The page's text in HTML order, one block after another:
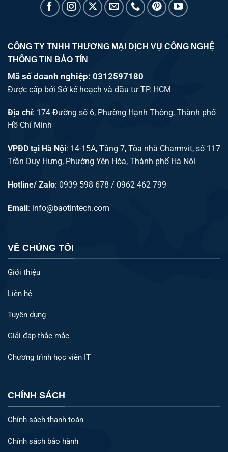
CÔNG TY TNHH THƯƠNG MẠI DỊCH VỤ CÔNG NGHỆ
THÔNG TIN BẢO TÍN
Mã số doanh nghiệp: 0312597180
Được cấp bởi Sở kế hoạch và đầu tư TP. HCM
Địa chỉ: 174 Đường số 6, Phường Hạnh Thông, Thành phố
Hồ Chí Minh
VPĐD tại Hà Nội: 14-15A, Tầng 7, Tòa nhà Charmvit, số 117
Trần Duy Hưng, Phường Yên Hòa, Thành phố Hà Nội
Hotline/ Zalo: 0939 598 678 / 0962 462 799
Email: info@baotintech.com
VỀ CHÚNG TÔI
Giới thiệu
Liên hệ
Tuyển dụng
Giải đáp thắc mắc
Chương trình học viên IT
CHÍNH SÁCH
Chính sách thanh toán
Chính sách bảo hành